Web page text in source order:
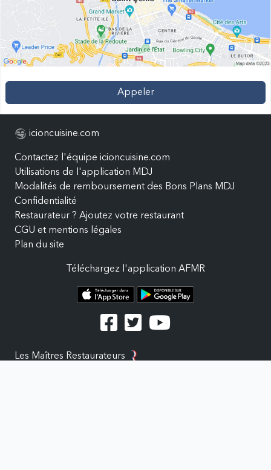
Appeler
icioncuisine.com
Contactez l'équipe icioncuisine.com
Utilisations de l'application MDJ
Modalités de remboursement des Bons Plans MDJ
Confidentialité
Restaurateur ? Ajoutez votre restaurant
CGU et mentions légales
Plan du site
Téléchargez l'application AFMR
Les Maîtres Restaurateurs